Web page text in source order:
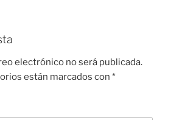
electrónico no será publicada.
están marcados con *